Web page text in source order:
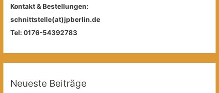
Kontakt & Bestellungen:
schnittstelle(at)jpberlin.de
Tel: 0176-54392783
Neueste Beiträge